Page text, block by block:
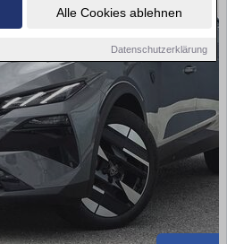
Alle Cookies ablehnen
Datenschutzerklärung